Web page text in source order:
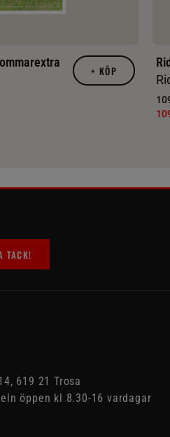
+ KÖP
TACK!
619 21 Trosa
öppen kl 8.30-16 vardagar